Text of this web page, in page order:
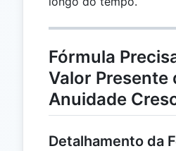
Fórmula
Valor Presente
Anuidade
Detalhamento da